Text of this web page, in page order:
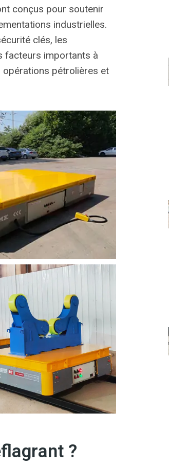
conçus pour soutenir
industrielles.
clés, les
facteurs importants à
pétrolières et
?